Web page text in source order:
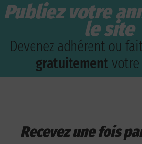
Publiez votre
le site
Devenez adhérent ou
gratuitement
Recevez une fois